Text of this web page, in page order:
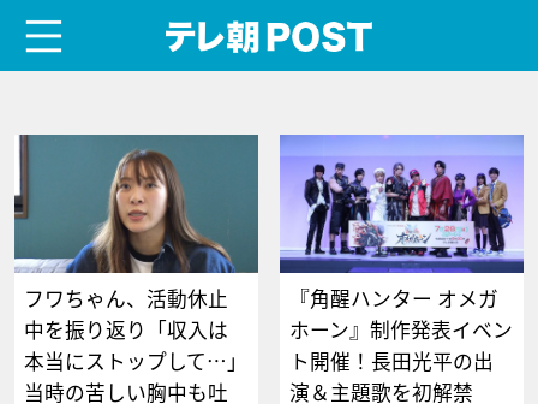
フワちゃん、活動休止
中を振り返り「収入は
本当にストップして…」
当時の苦しい胸中も吐
『角醒ハンター オメガ
ホーン』制作発表イベン
ト開催！長田光平の出
演＆主題歌を初解禁